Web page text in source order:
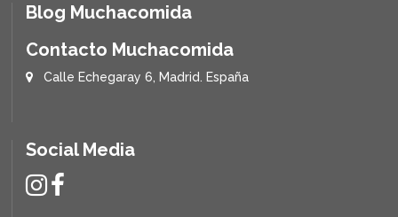
Blog Muchacomida
Contacto Muchacomida
Calle Echegaray 6, Madrid. España
Social Media